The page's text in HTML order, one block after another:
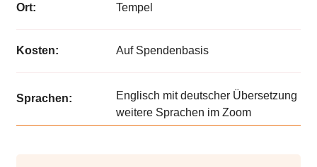
Ort: Tempel
Kosten: Auf Spendenbasis
Sprachen:
Englisch mit deutscher Übersetzung
weitere Sprachen im Zoom